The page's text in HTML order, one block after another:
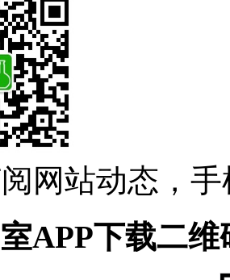
网站动态，
APP下载二维